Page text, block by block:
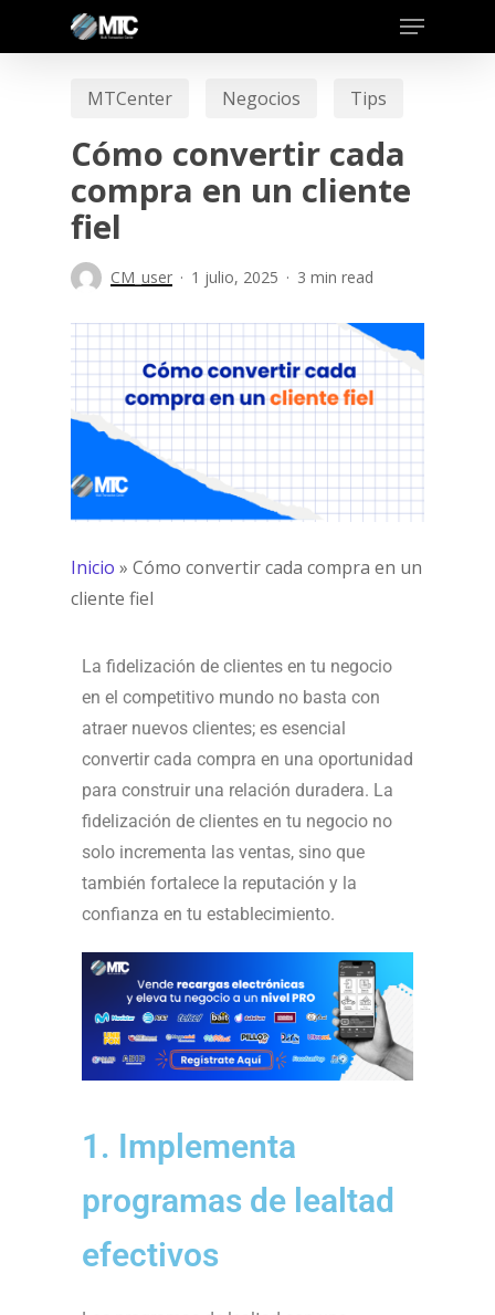
MTCenter Negocios Tips
Cómo convertir cada
compra en un cliente
fiel
CM_user 1 julio, 2025 3 min read
Inicio » Cómo convertir cada compra en un
cliente fiel
La fidelización de clientes en tu negocio
en el competitivo mundo no basta con
atraer nuevos clientes; es esencial
convertir cada compra en una oportunidad
para construir una relación duradera. La
fidelización de clientes en tu negocio no
solo incrementa las ventas, sino que
también fortalece la reputación y la
confianza en tu establecimiento.
1. Implementa
programas de lealtad
efectivos